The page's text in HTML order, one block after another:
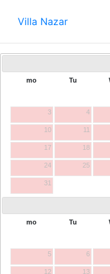
Villa Nazar
mo Tu
3 4
10 11
17 18
24 25
31
mo Tu
5 6
12 13